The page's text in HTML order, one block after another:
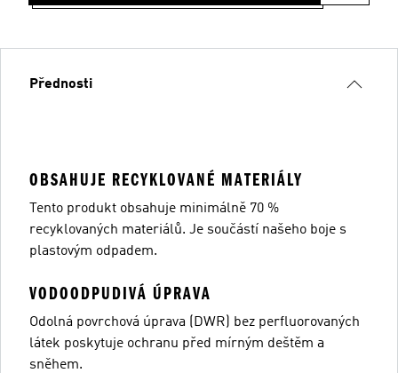
Přednosti
OBSAHUJE RECYKLOVANÉ MATERIÁLY
Tento produkt obsahuje minimálně 70 %
recyklovaných materiálů. Je součástí našeho boje s
plastovým odpadem.
VODOODPUDIVÁ ÚPRAVA
Odolná povrchová úprava (DWR) bez perfluorovaných
látek poskytuje ochranu před mírným deštěm a
sněhem.